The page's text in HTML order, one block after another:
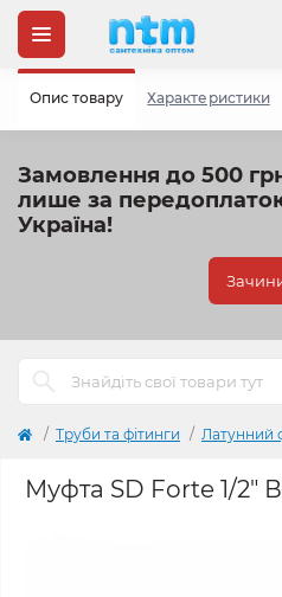
Замовлення до 500
лише за
Україна!
Труби та фітинги Латунний
Муфта SD Forte 1/2"
Опис товару Характеристики